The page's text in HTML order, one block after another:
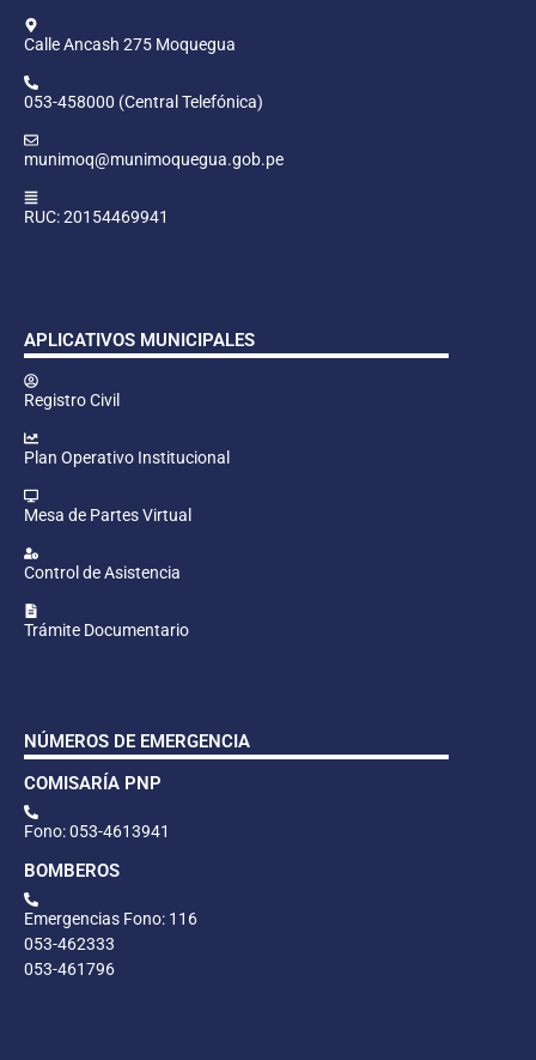
Calle Ancash 275 Moquegua
053-458000 (Central Telefónica)
munimoq@munimoquegua.gob.pe
RUC: 20154469941
APLICATIVOS MUNICIPALES
Registro Civil
Plan Operativo Institucional
Mesa de Partes Virtual
Control de Asistencia
Trámite Documentario
NÚMEROS DE EMERGENCIA
COMISARÍA PNP
Fono: 053-4613941
BOMBEROS
Emergencias Fono: 116
053-462333
053-461796